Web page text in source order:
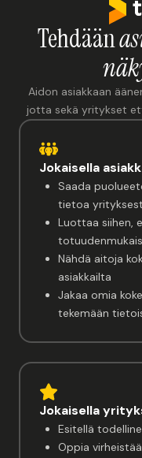
Tehdään
Aidon asiakkaan
jotta sekä yritykset
Jokaisella
Saada
tietoa
Luottaa siihen,
Nähdä aitoja
asiakkailta
Jakaa omia
tekemään
Jokaisella
Esitellä
Oppia